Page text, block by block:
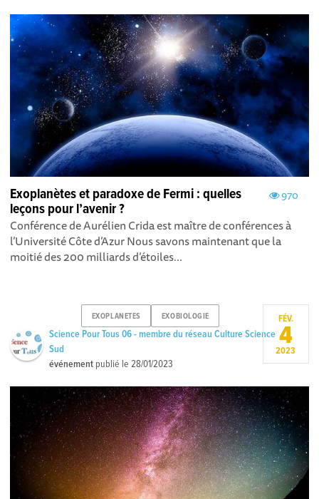
970
Exoplanètes et paradoxe de Fermi : quelles
leçons pour l’avenir ?
Conférence de Aurélien Crida est maître de conférences à
l’Université Côte d’Azur Nous savons maintenant que la
moitié des 200 milliards d’étoiles...
EXOPLANETES EXOBIOLOGIE
Science Pour Tous 06 - membre du réseau Culture Science
Sud
événement publié le28/01/2023
FÉV.
4
2023